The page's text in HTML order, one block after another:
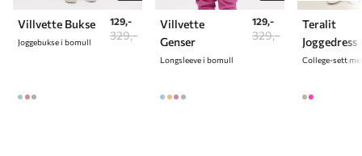
Villvette Bukse
Joggebukse i bomull
129,-
329,-
Villvette
Genser
Longsleeve i bomull
129,-
329,-
Teralit
Joggedress